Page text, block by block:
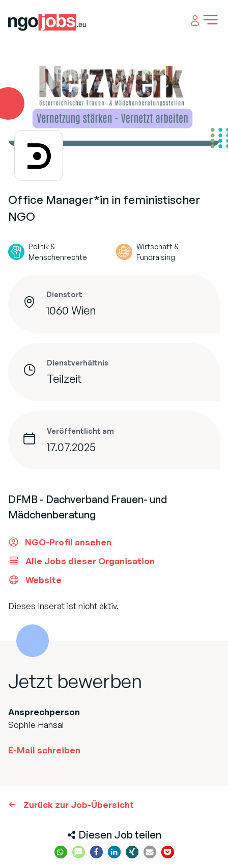
Open
Office Manager*in in feministischer
NGO
Politik &
Menschenrechte
Wirtschaft &
Fundraising
Dienstort
1060 Wien
Dienstverhältnis
Teilzeit
Veröffentlicht am
17.07.2025
DFMB - Dachverband Frauen- und
Mädchenberatung
NGO-Profil ansehen
Alle Jobs dieser Organisation
Website
Dieses Inserat ist nicht aktiv.
Jetzt bewerben
Ansprechperson
Sophie Hansal
E-Mail schreiben
Zurück zur Job-Übersicht
Diesen Job teilen